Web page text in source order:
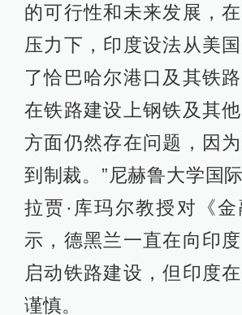
的可行性和未来发展，
压力下，印度设法从美
了恰巴哈尔港口及其铁
在铁路建设上钢铁及其
方面仍然存在问题，因
到制裁。”尼赫鲁大学国
拉贾·库玛尔教授对《
示，德黑兰一直在向印
启动铁路建设，但印度
谨慎。